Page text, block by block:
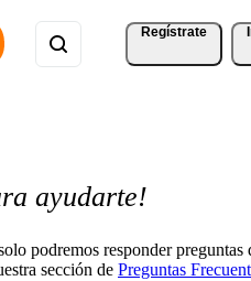
Regístrate
ayudarte!
podremos responder preguntas
sección de Preguntas